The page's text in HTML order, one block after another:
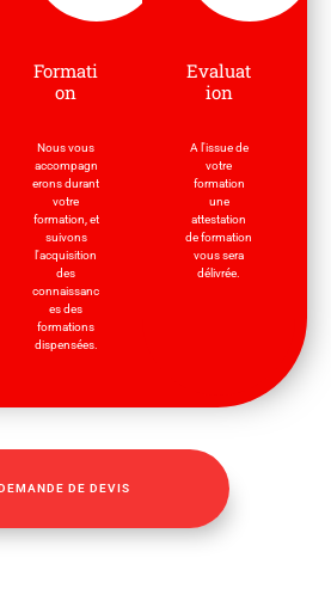
Formati
on
Nous vous
accompagn
erons durant
votre
formation, et
suivons
l'acquisition
des
connaissanc
es des
formations
dispensées.
Evaluat
ion
A l'issue de
votre
formation
une
attestation
de formation
vous sera
délivrée.
DE DEVIS